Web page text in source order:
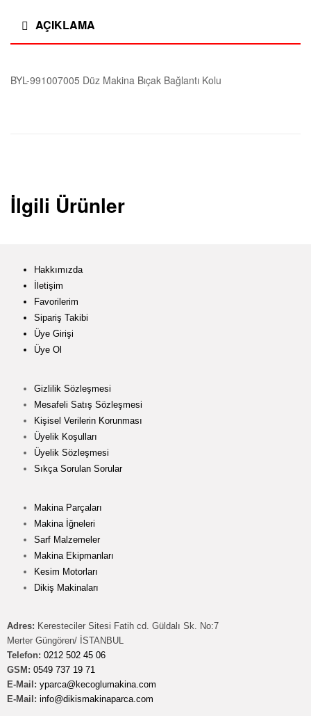
AÇIKLAMA
BYL-991007005 Düz Makina Bıçak Bağlantı Kolu
İlgili Ürünler
Hakkımızda
İletişim
Favorilerim
Sipariş Takibi
Üye Girişi
Üye Ol
Gizlilik Sözleşmesi
Mesafeli Satış Sözleşmesi
Kişisel Verilerin Korunması
Üyelik Koşulları
Üyelik Sözleşmesi
Sıkça Sorulan Sorular
Makina Parçaları
Makina İğneleri
Sarf Malzemeler
Makina Ekipmanları
Kesim Motorları
Dikiş Makinaları
Adres: Keresteciler Sitesi Fatih cd. Güldalı Sk. No:7
Merter Güngören/ İSTANBUL
Telefon: 0212 502 45 06
GSM: 0549 737 19 71
E-Mail: yparca@kecoglumakina.com
E-Mail: info@dikismakinaparca.com